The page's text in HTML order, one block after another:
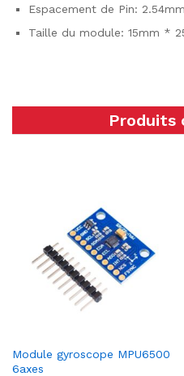
Espacement de Pin: 2.54mm
Taille du module: 15mm *
Produits
Module gyroscope MPU6500
6axes